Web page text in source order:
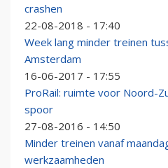
crashen
22-08-2018 - 17:40
Week lang minder treinen
Amsterdam
16-06-2017 - 17:55
ProRail: ruimte voor Noord-
spoor
27-08-2016 - 14:50
Minder treinen vanaf
werkzaamheden